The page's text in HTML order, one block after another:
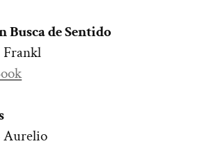
Busca de Sentido
Aurelio